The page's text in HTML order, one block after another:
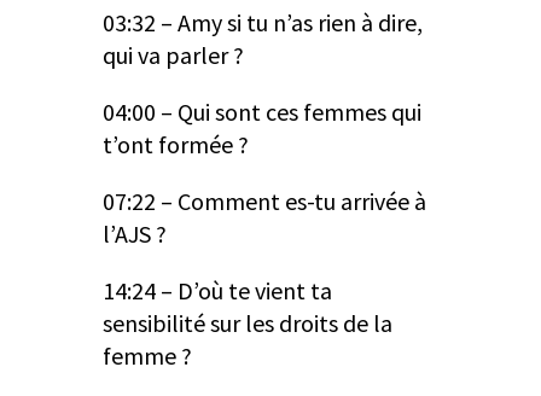
03:32 – Amy si tu n’as rien à dire,
qui va parler ?
04:00 – Qui sont ces femmes qui
t’ont formée ?
07:22 – Comment es-tu arrivée à
l’AJS ?
14:24 – D’où te vient ta
sensibilité sur les droits de la
femme ?